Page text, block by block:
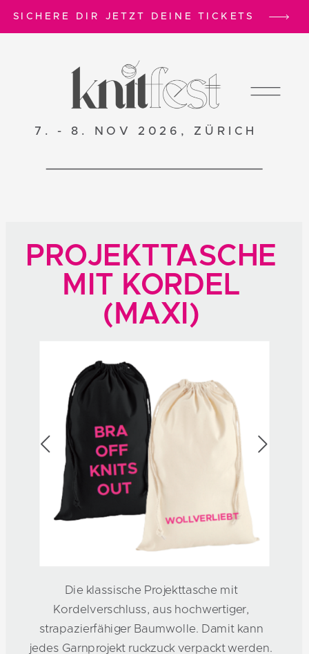
SICHERE DIR JETZT DEINE TICKETS
7. - 8. NOV 2026, ZÜRICH
Die klassische Projekttasche mit
Kordelverschluss, aus hochwertiger,
strapazierfähiger Baumwolle. Damit kann
jedes Garnprojekt ruckzuck verpackt werden.
PROJEKTTASCHE
MIT KORDEL
(MAXI)